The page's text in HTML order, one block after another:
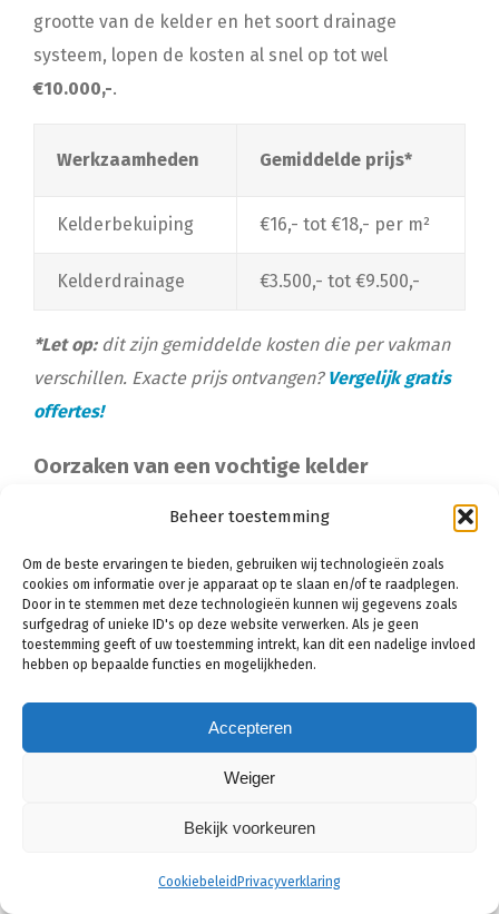
Beheer toestemming
Om de beste ervaringen te bieden, gebruiken wij technologieën zoals
cookies om informatie over je apparaat op te slaan en/of te raadplegen.
Door in te stemmen met deze technologieën kunnen wij gegevens zoals
surfgedrag of unieke ID's op deze website verwerken. Als je geen
toestemming geeft of uw toestemming intrekt, kan dit een nadelige invloed
hebben op bepaalde functies en mogelijkheden.
Accepteren
Weiger
Bekijk voorkeuren
Cookiebeleid Privacyverklaring
grootte van de kelder en het soort drainage
systeem, lopen de kosten al snel op tot wel
€10.000,-.
Werkzaamheden Gemiddelde prijs*
Kelderbekuiping €16,- tot €18,- per m²
Kelderdrainage €3.500,- tot €9.500,-
*Let op:dit zijn gemiddelde kosten die per vakman
verschillen. Exacte prijs ontvangen? Vergelijk gratis
offertes!
Oorzaken van een vochtige kelder
vochtige kelderin Sint-Truiden? U bent
niet in de enige. De meeste kelders hebben een
hoge vochtigheidsgraad. Dat is niet heel gek, omdat
kelders zich natuurlijk beneden het maaiveld
bevinden. De muren van de kelder zijn omringd met
Wilt u graag waardevolle spullen opbergen in de
van een thuiskantoor? Dan is het wel belangrijk dat
de vochtigheidsgraad in de kelder gezond is. Dit is